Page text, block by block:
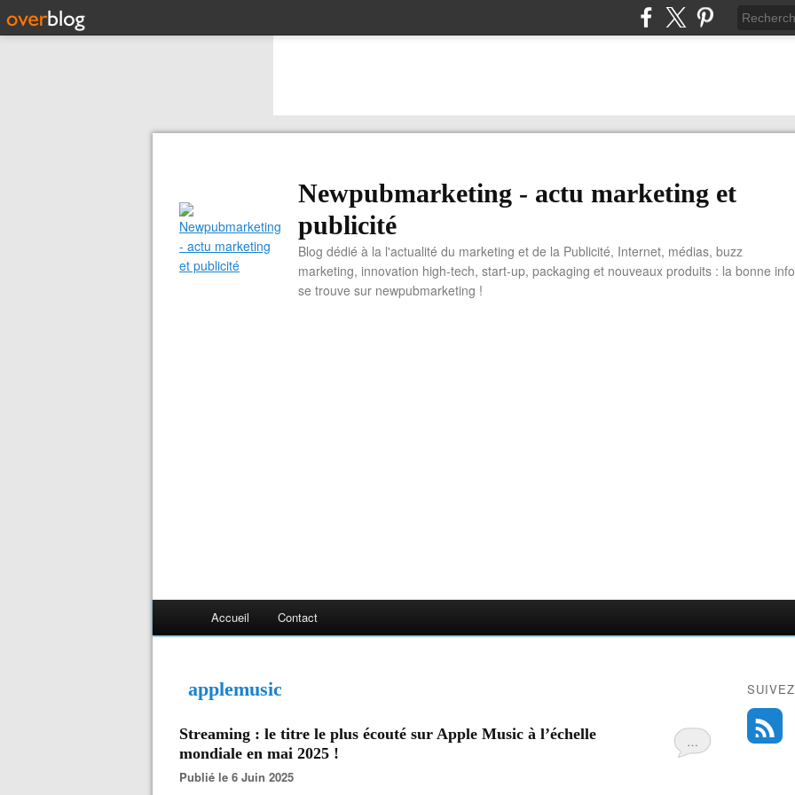
Newpubmarketing - actu marketing et
publicité
Blog dédié à la l'actualité du marketing et de la Publicité, Internet, médias, buzz
marketing, innovation high-tech, start-up, packaging et nouveaux produits : la bonne info
se trouve sur newpubmarketing !
Accueil Contact
applemusic
…
Streaming : le titre le plus écouté sur Apple Music à l’échelle
mondiale en mai 2025 !
Publié le 6 Juin 2025